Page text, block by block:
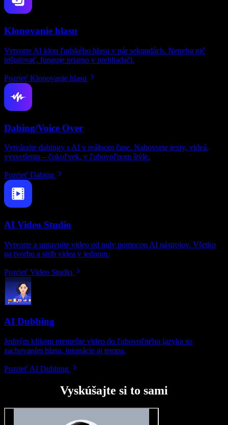
Klonovanie hlasu
Vytvorte AI klon ľudského hlasu v pár sekundách. Netreba nič
inštalovať, funguje priamo v prehliadači.
Pozrieť Klonovanie hlasu
Dabing/Voice Over
Vytvárajte dabingy s AI v reálnom čase. Nahovorte texty, videá,
vysvetlenia – čokoľvek, v ľubovoľnom štýle.
Pozrieť Dabing
AI Video Studio
Vytvorte a upravujte video od nuly pomocou AI nástrojov. Všetko
na tvorbu a strih videa v jednom.
Pozrieť Video Studio
AI Dubbing
Jedným klikom premeňte video do ľubovoľného jazyka so
zachovaním hlasu, intonácie aj tempa.
Pozrieť AI Dubbing
Vyskúšajte si to sami